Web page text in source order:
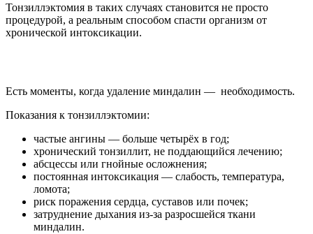
Тонзиллэктомия в таких случаях становится не просто
процедурой, а реальным способом спасти организм от
хронической интоксикации.
Есть моменты, когда удаление миндалин — необходимость.
Показания к тонзиллэктомии:
частые ангины — больше четырёх в год;
хронический тонзиллит, не поддающийся лечению;
абсцессы или гнойные осложнения;
постоянная интоксикация — слабость, температура,
ломота;
риск поражения сердца, суставов или почек;
затруднение дыхания из-за разросшейся ткани
миндалин.